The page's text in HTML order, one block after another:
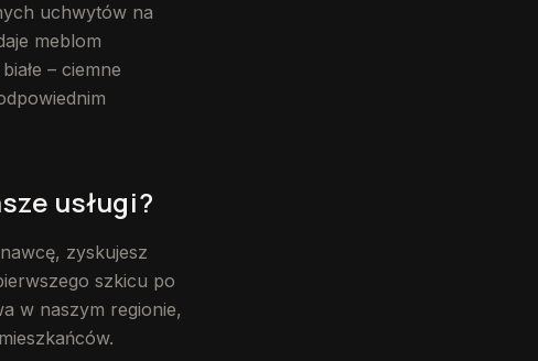
uchwytów na
meblom
– ciemne
usługi?
zyskujesz
szkicu po
w naszym regionie,